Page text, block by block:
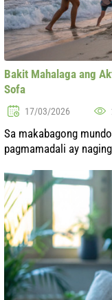
Bakit Mahalaga ang
Sofa
17/03/2026
Sa makabagong
pagmamadali ay
ng pagpapasigla. Ngunit,